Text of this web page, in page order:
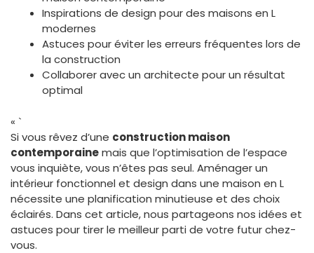
Inspirations de design pour des maisons en L
modernes
Astuces pour éviter les erreurs fréquentes lors de
la construction
Collaborer avec un architecte pour un résultat
optimal
« `
Si vous rêvez d’une construction maison
contemporainemais que l’optimisation de l’espace
vous inquiète, vous n’êtes pas seul. Aménager un
intérieur fonctionnel et design dans une maison en L
nécessite une planification minutieuse et des choix
éclairés. Dans cet article, nous partageons nos idées et
astuces pour tirer le meilleur parti de votre futur chez-
vous.